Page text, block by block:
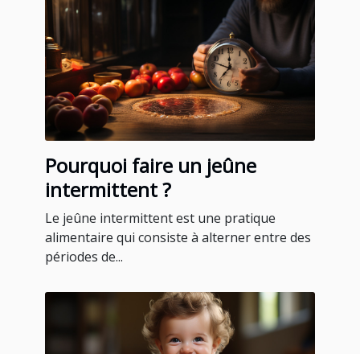
Pourquoi faire un jeûne
intermittent ?
Le jeûne intermittent est une pratique
alimentaire qui consiste à alterner entre des
périodes de...